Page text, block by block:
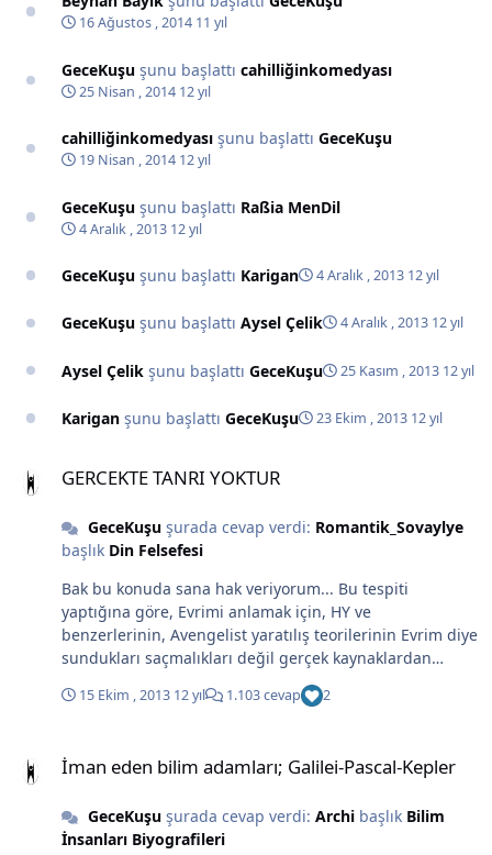
16 Ağustos , 2014 11 yıl
GeceKuşu şunu başlattı cahilliğinkomedyası
25 Nisan , 2014 12 yıl
cahilliğinkomedyası şunu başlattı GeceKuşu
19 Nisan , 2014 12 yıl
GeceKuşu şunu başlattı Raßia MenDil
4 Aralık , 2013 12 yıl
GeceKuşu şunu başlattı Karigan 4 Aralık , 2013 12 yıl
GeceKuşu şunu başlattı Aysel Çelik 4 Aralık , 2013 12 yıl
Aysel Çelik şunu başlattı GeceKuşu 25 Kasım , 2013 12 yıl
Karigan şunu başlattı GeceKuşu 23 Ekim , 2013 12 yıl
GERCEKTE TANRI YOKTUR
GeceKuşuşurada cevap verdi: Romantik_Sovaylye
başlık Din Felsefesi
Bak bu konuda sana hak veriyorum... Bu tespiti
yaptığına göre, Evrimi anlamak için, HY ve
benzerlerinin, Avengelist yaratılış teorilerinin Evrim diye
sundukları saçmalıkları değil gerçek kaynaklardan
okumalısın. Çünkü Evrim Maymundan
evrimleştiğimizden değil ortak atadan bahseder.
karşıtlarının bilinçli olarak çarpıttıkları kavram
kolay değildir, çok okumayla gelen bilgi birikimine gerek
duyar. Kolayca anlaşılması ve kavranması güç olduğu
15 Ekim , 2013 12 yıl 1.103 cevap 2
İman eden bilim adamları; Galilei-Pascal-Kepler
GeceKuşuşurada cevap verdi: Archibaşlık Bilim
İnsanları Biyografileri